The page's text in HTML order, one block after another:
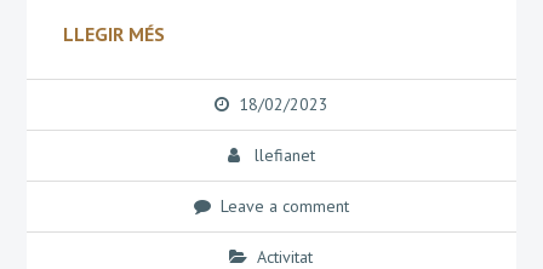
LLEGIR MÉS
18/02/2023
llefianet
Leave a comment
Activitat